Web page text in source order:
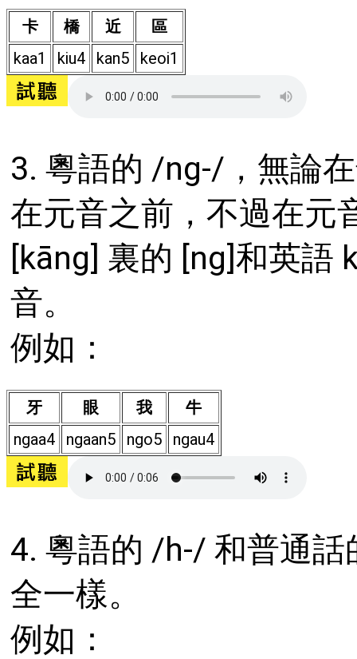
卡 橋 近
區
kaa1
kiu4 kan5 keoi1
3. 粵語的 /ng-/，無論
在元音之前，不過在元
[kāng] 裏的 [ng]和英語
音。
例如：
牙 眼 我
牛
ngaa4
ngaan5 ngo5 ngau4
4. 粵語的 /h-/ 和普通話
全一樣。
例如：